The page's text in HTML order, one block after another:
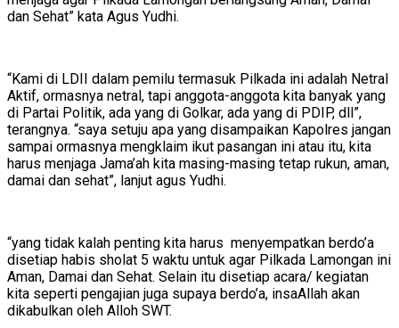
dan Sehat” kata Agus Yudhi.
“Kami di LDII dalam pemilu termasuk Pilkada ini adalah Netral
Aktif, ormasnya netral, tapi anggota-anggota kita banyak yang
di Partai Politik, ada yang di Golkar, ada yang di PDIP, dll”,
terangnya. “saya setuju apa yang disampaikan Kapolres jangan
sampai ormasnya mengklaim ikut pasangan ini atau itu, kita
harus menjaga Jama’ah kita masing-masing tetap rukun, aman,
damai dan sehat”, lanjut agus Yudhi.
“yang tidak kalah penting kita harus menyempatkan berdo’a
disetiap habis sholat 5 waktu untuk agar Pilkada Lamongan ini
Aman, Damai dan Sehat. Selain itu disetiap acara/ kegiatan
kita seperti pengajian juga supaya berdo’a, insaAllah akan
dikabulkan oleh Alloh SWT.